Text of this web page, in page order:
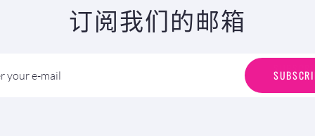
订阅我们的邮箱
your e-mail SUBSCRI